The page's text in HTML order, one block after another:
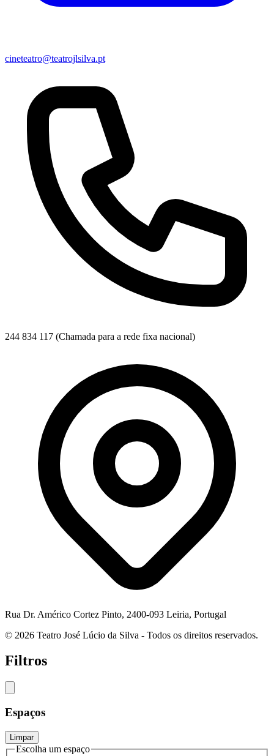
cineteatro@teatrojlsilva.pt
244 834 117 (Chamada para a rede fixa nacional)
Rua Dr. Américo Cortez Pinto, 2400-093 Leiria, Portugal
© 2026 Teatro José Lúcio da Silva - Todos os direitos reservados.
Filtros
Espaços
Limpar
Escolha um espaço